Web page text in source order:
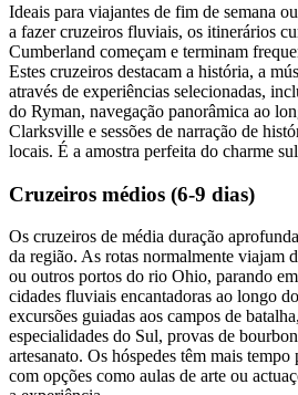
Ideais para viajantes de fim de semana
a fazer cruzeiros fluviais, os itinerários
Cumberland começam e terminam
Estes cruzeiros destacam a história, a
através de experiências selecionadas,
do Ryman, navegação panorâmica ao
Clarksville e sessões de narração de
locais. É a amostra perfeita do charme
Cruzeiros médios (6-9 dias)
Os cruzeiros de média duração
da região. As rotas normalmente viajam
ou outros portos do rio Ohio, parando em
cidades fluviais encantadoras ao longo
excursões guiadas aos campos de
especialidades do Sul, provas de
artesanato. Os hóspedes têm mais
com opções como aulas de arte ou